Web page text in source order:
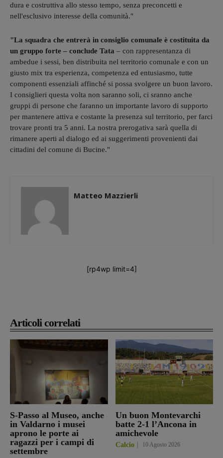
Articoli correlati
S-Passo al Museo, anche
in Valdarno i musei
aprono le porte ai
ragazzi per i campi di
settembre
Un buon Montevarchi
batte 2-1 l’Ancona in
amichevole
Calcio 10 Agosto 2026
dura e costruttiva allo stesso tempo, senza preconcetti e
nell'esclusivo interesse della comunità."
"La squadra che entrerà in consiglio comunale è costituita da
un gruppo forte – conclude Tata – con rappresentanza di
ambedue i sessi, ben distribuita nel territorio comunale e con un
giusto mix tra esperienza, competenza ed entusiasmo, tutte
componenti essenziali affinché si possa svolgere un buon lavoro.
I consiglieri questa volta non saranno soli, ci sranno anche
gruppi di persone che faranno un importante lavoro di supporto
per mantenere attiva e costante la presenza sul territorio, per farci
trovare pronti tra 5 anni. La nostra prerogativa sarà quella di
rimanere aperti al dialogo ed ai suggerimenti provenienti dai
cittadini del comune di Bucine."
Matteo Mazzierli
[rp4wp limit=4]